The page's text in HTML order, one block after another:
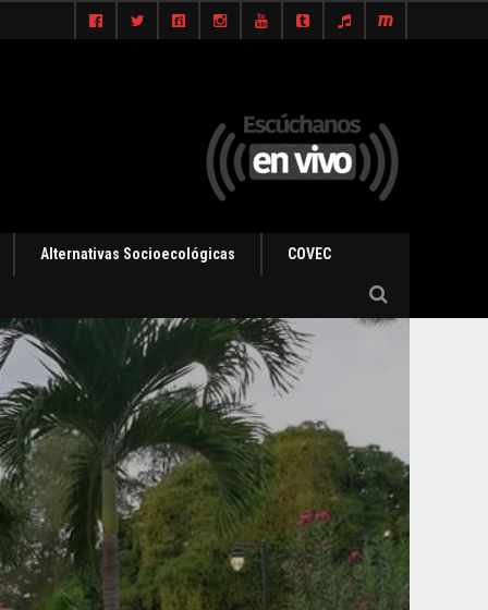
Alternativas Socioecológicas COVEC